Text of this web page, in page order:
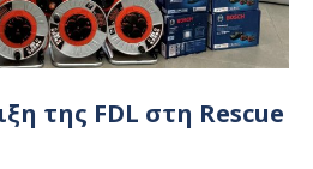
της FDL στη Rescue